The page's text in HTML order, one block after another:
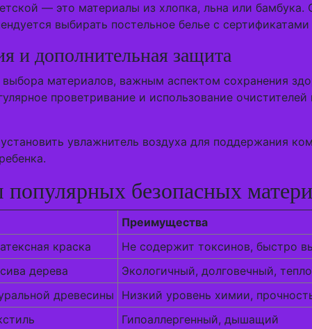
— это материалы из хлопка, льна или
выбирать постельное белье с
и дополнительная защита
материалов, важным аспектом сохранения
проветривание и использование
увлажнитель воздуха для поддержания
безопасных
Преимущества
краска
Не содержит токсинов, быстро
дерева
Экологичный, долговечный,
древесины
Низкий уровень химии,
Гипоаллергенный, дышащий